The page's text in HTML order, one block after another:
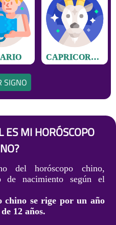
CAPRICORNIO
SIGNO
ES MI HORÓSCOPO
del horóscopo chino,
de nacimiento según el
chino se rige por un año
12 años.